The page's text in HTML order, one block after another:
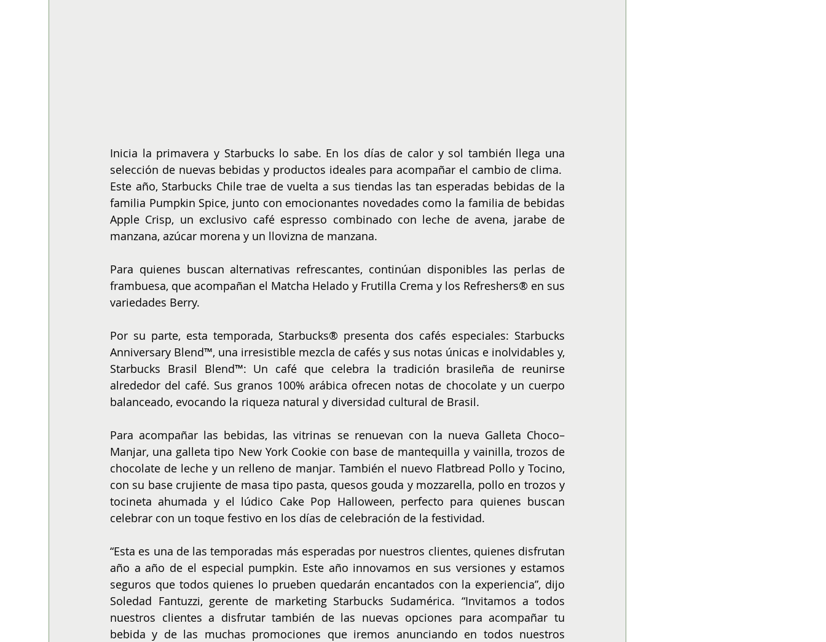
Inicia la primavera y Starbucks lo sabe. En los días de calor y sol también llega una
selección de nuevas bebidas y productos ideales para acompañar el cambio de clima.
Este año, Starbucks Chile trae de vuelta a sus tiendas las tan esperadas bebidas de la
familia Pumpkin Spice, junto con emocionantes novedades como la familia de bebidas
Apple Crisp, un exclusivo café espresso combinado con leche de avena, jarabe de
manzana, azúcar morena y un llovizna de manzana.
Para quienes buscan alternativas refrescantes, continúan disponibles las perlas de
frambuesa, que acompañan el Matcha Helado y Frutilla Crema y los Refreshers® en sus
variedades Berry.
Por su parte, esta temporada, Starbucks® presenta dos cafés especiales: Starbucks
Anniversary Blend™, una irresistible mezcla de cafés y sus notas únicas e inolvidables y,
Starbucks Brasil Blend™: Un café que celebra la tradición brasileña de reunirse
alrededor del café. Sus granos 100% arábica ofrecen notas de chocolate y un cuerpo
balanceado, evocando la riqueza natural y diversidad cultural de Brasil.
Para acompañar las bebidas, las vitrinas se renuevan con la nueva Galleta Choco–
Manjar, una galleta tipo New York Cookie con base de mantequilla y vainilla, trozos de
chocolate de leche y un relleno de manjar. También el nuevo Flatbread Pollo y Tocino,
con su base crujiente de masa tipo pasta, quesos gouda y mozzarella, pollo en trozos y
tocineta ahumada y el lúdico Cake Pop Halloween, perfecto para quienes buscan
celebrar con un toque festivo en los días de celebración de la festividad.
“Esta es una de las temporadas más esperadas por nuestros clientes, quienes disfrutan
año a año de el especial pumpkin. Este año innovamos en sus versiones y estamos
seguros que todos quienes lo prueben quedarán encantados con la experiencia”, dijo
Soledad Fantuzzi, gerente de marketing Starbucks Sudamérica. “Invitamos a todos
nuestros clientes a disfrutar también de las nuevas opciones para acompañar tu
bebida y de las muchas promociones que iremos anunciando en todos nuestros